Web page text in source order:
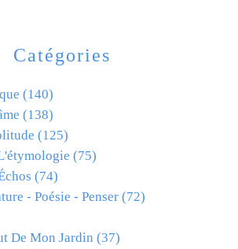
Catégories
(140)
(138)
(125)
(75)
(74)
- Poésie - Penser (72)
De Mon Jardin (37)